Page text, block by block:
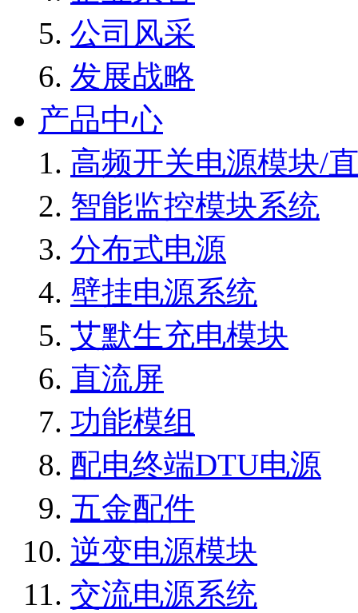
公司风采
发展战略
产品中心
高频开关电源模块/
智能监控模块系统
分布式电源
壁挂电源系统
艾默生充电模块
直流屏
功能模组
配电终端DTU电源
五金配件
逆变电源模块
交流电源系统